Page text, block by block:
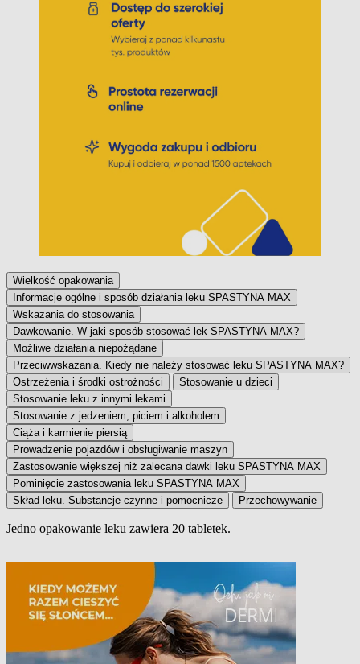
Wielkość opakowania
Informacje ogólne i sposób działania leku SPASTYNA MAX
Wskazania do stosowania
Dawkowanie. W jaki sposób stosować lek SPASTYNA MAX?
Możliwe działania niepożądane
Przeciwwskazania. Kiedy nie należy stosować leku SPASTYNA MAX?
Ostrzeżenia i środki ostrożności
Stosowanie u dzieci
Stosowanie leku z innymi lekami
Stosowanie z jedzeniem, piciem i alkoholem
Ciąża i karmienie piersią
Prowadzenie pojazdów i obsługiwanie maszyn
Zastosowanie większej niż zalecana dawki leku SPASTYNA MAX
Pominięcie zastosowania leku SPASTYNA MAX
Skład leku. Substancje czynne i pomocnicze
Przechowywanie
Jedno opakowanie leku zawiera 20 tabletek.